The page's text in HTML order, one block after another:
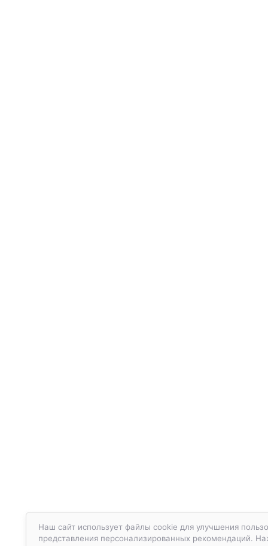
Наш сайт использует файлы cookie для улучшения
представления персонализированных рекомендаций.